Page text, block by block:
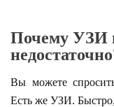
Почему УЗИ
Вы можете
Есть же УЗИ.